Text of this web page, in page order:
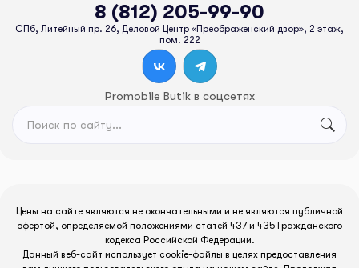
8 (812) 205-99-90
СПб, Литейный пр. 26, Деловой Центр «Преображенский двор», 2 этаж,
пом. 222
Promobile Butik в соцсетях
Цены на сайте являются не окончательными и не являются публичной
офертой, определяемой положениями статей 437 и 435 Гражданского
кодекса Российской Федерации.
Данный веб-сайт использует cookie-файлы в целях предоставления